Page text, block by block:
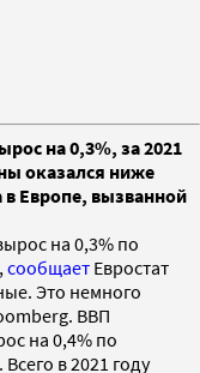
на 0,3%, за 2021
оказался ниже
Европе, вызванной
на 0,3% по
сообщает Евростат
Это немного
ВВП
на 0,4% по
в 2021 году